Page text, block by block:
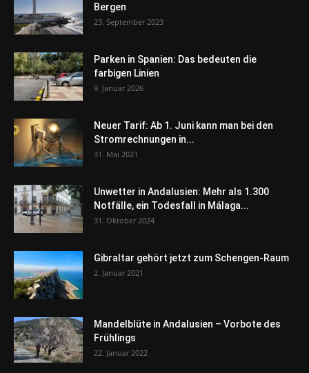
Bergen
23. September 2023
Parken in Spanien: Das bedeuten die
farbigen Linien
9. Januar 2026
Neuer Tarif: Ab 1. Juni kann man bei den
Stromrechnungen in...
31. Mai 2021
Unwetter in Andalusien: Mehr als 1.300
Notfälle, ein Todesfall in Málaga...
31. Oktober 2024
Gibraltar gehört jetzt zum Schengen-Raum
2. Januar 2021
Mandelblüte in Andalusien – Vorbote des
Frühlings
22. Januar 2022